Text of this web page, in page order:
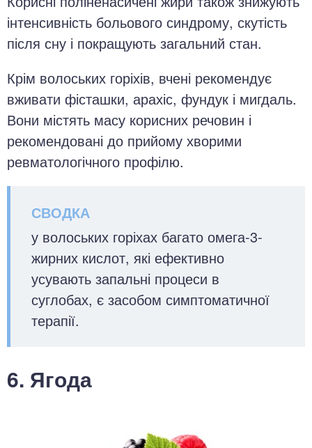
інтенсивність больового синдрому, скутість
після сну і покращують загальний стан.
Крім волоських горіхів, вчені рекомендує
вживати фісташки, арахіс, фундук і мигдаль.
Вони містять масу корисних речовин і
рекомендовані до прийому хворими
ревматологічного профілю.
у волоських горіхах багато омега-3-
жирних кислот, які ефективно
усувають запальні процеси в
суглобах, є засобом симптоматичної
терапії.
6. Ягода